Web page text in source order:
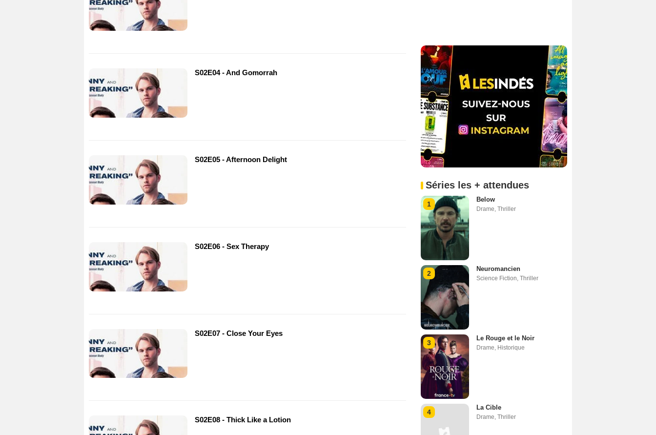
S02E04 - And Gomorrah
S02E05 - Afternoon Delight
S02E06 - Sex Therapy
S02E07 - Close Your Eyes
S02E08 - Thick Like a Lotion
Séries les + attendues
1
Below
Drame Thriller
2
Neuromancien
Science Fiction Thriller
3
Le Rouge et le Noir
Drame Historique
4
La Cible
Drame Thriller